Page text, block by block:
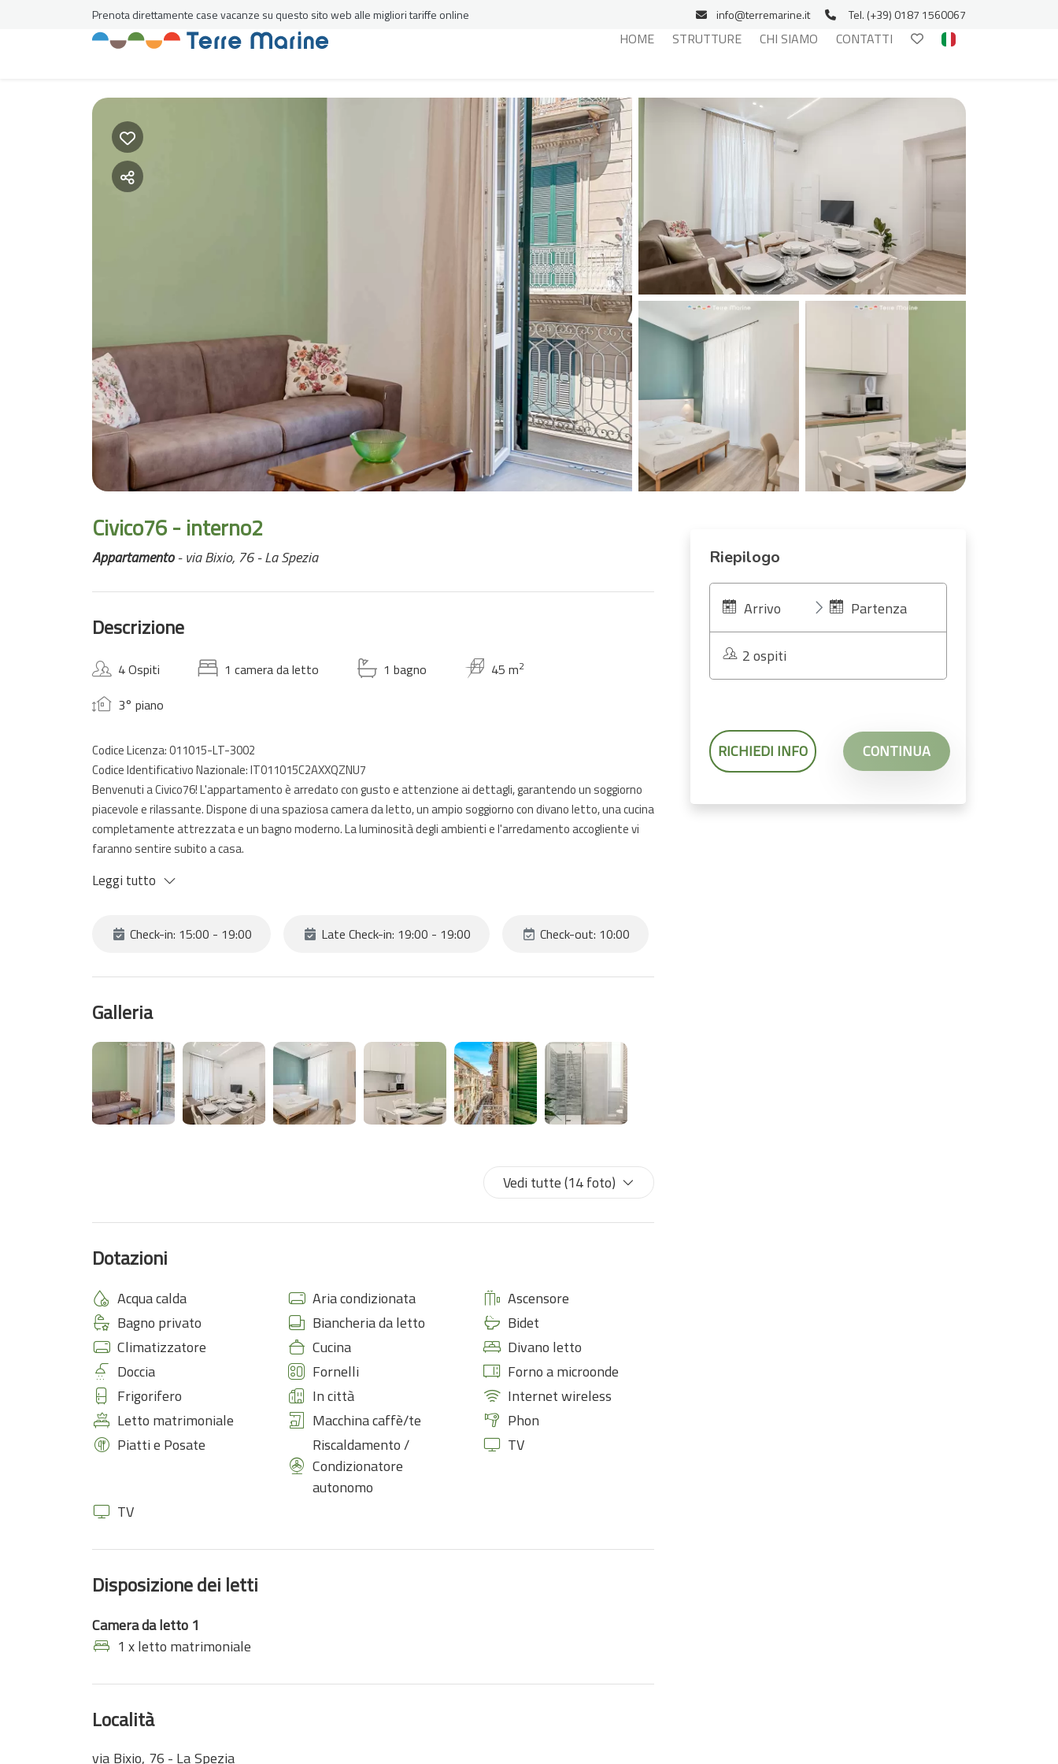
HOME STRUTTURE CHI SIAMO CONTATTI
Civico76 - interno2
Appartamento- via Bixio, 76 - La Spezia
Descrizione
4 Ospiti 1 camera da letto 1 bagno 45 m2
3° piano
Codice Licenza: 011015-LT-3002
Codice Identificativo Nazionale: IT011015C2AXXQZNU7
Benvenuti a Civico76! L'appartamento è arredato con gusto e attenzione ai dettagli, garantendo un soggiorno
piacevole e rilassante. Dispone di una spaziosa camera da letto, un ampio soggiorno con divano letto, una cucina
completamente attrezzata e un bagno moderno. La luminosità degli ambienti e l'arredamento accogliente vi
faranno sentire subito a casa.
ferroviaria, che vi permetterà di raggiungere facilmente le famose Cinque Terre, e tutti i principali servizi come
Leggi tutto
Check-in: 15:00 - 19:00 Late Check-in: 19:00 - 19:00 Check-out: 10:00
Galleria
Vedi tutte (14 foto)
Dotazioni
Acqua calda Aria condizionata
Ascensore
Bagno privato
Biancheria da letto
Bidet
Climatizzatore
Cucina
Divano letto
Doccia
Fornelli
Forno a microonde
Frigorifero
In città
Internet wireless
Letto matrimoniale
Macchina caffè/te
Phon
Piatti e Posate
Riscaldamento /
Condizionatore
autonomo
TV
TV
Disposizione dei letti
Camera da letto 1
1 x letto matrimoniale
Località
via Bixio, 76 - La Spezia
Riepilogo
Arrivo Partenza
2 ospiti
RICHIEDI INFO CONTINUA
Prenota direttamente case vacanze su questo sito web alle migliori tariffe online info@terremarine.it Tel. (+39) 0187 1560067